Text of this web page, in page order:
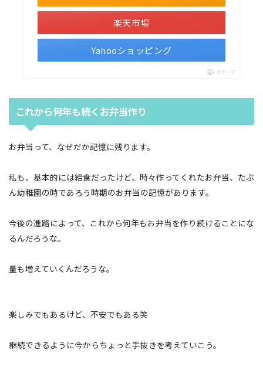
楽天市場
Yahooショッピング
ポチップ
これから何年も続くお弁当作り
お弁当って、なぜだか記憶に残ります。
私も、基本的には給食だったけど、時々作ってくれたお弁当、たぶ
ん幼稚園の時であろう時期のお弁当の記憶があります。
今後の進路によって、これから何年もお弁当を作り続けることにな
るんだろうな。
量も増えていくんだろうな。
楽しみでもあるけど、不安でもある笑
継続できるように今からちょっと手抜きを考えていこう。